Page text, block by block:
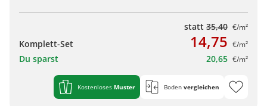
statt 35,40 €/m²
Komplett-Set 14,75 €/m²
Du sparst 20,65 €/m²
Kostenloses Muster Boden vergleichen